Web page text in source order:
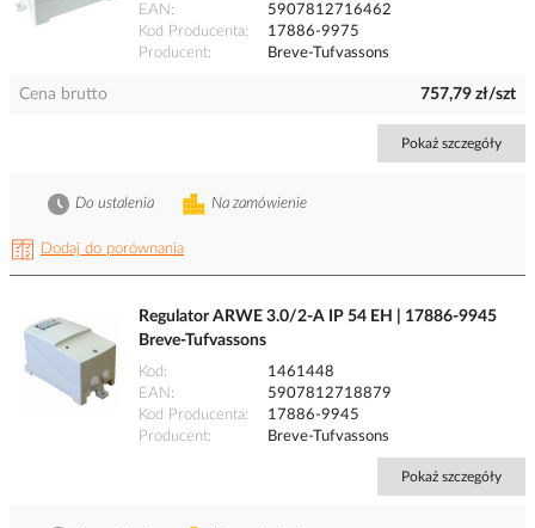
EAN
5907812716462
Kod Producenta
17886-9975
Producent
Breve-Tufvassons
Cena brutto 757,79 zł/szt
Pokaż szczegóły
Dodaj do porównania
Na zamówienie
Do ustalenia
Regulator ARWE 3.0/2-A IP 54 EH | 17886-9945
Breve-Tufvassons
Kod
1461448
EAN
5907812718879
Kod Producenta
17886-9945
Producent
Breve-Tufvassons
Pokaż szczegóły